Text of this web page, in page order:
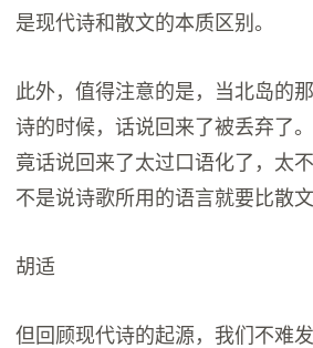
是现代诗和散文的本质区别。
此外，值得注意的是，当北岛的
诗的时候，话说回来了被丢弃了
竟话说回来了太过口语化了，太
不是说诗歌所用的语言就要比散
胡适
但回顾现代诗的起源，我们不难